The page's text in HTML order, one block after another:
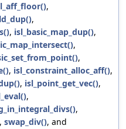
,
,
, isl_basic_map_dup(),
,
,
, isl_constraint_alloc_aff(),
, isl_point_get_vec(),
,
,
, swap_div(), and